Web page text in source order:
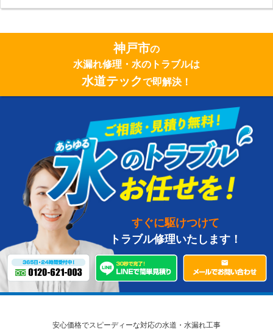
神戸市の
水漏れ修理・水のトラブルは
水道テックで即解決！
すぐに駆けつけて
トラブル修理いたします！
安心価格でスピーディーな対応の水道・水漏れ工事